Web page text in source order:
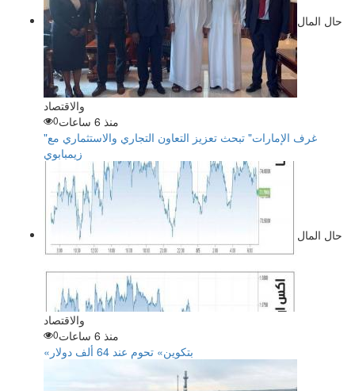
حال المال
والاقتصاد
منذ 6 ساعات
0
"غرف الإمارات" تبحث تعزيز التعاون التجاري والاستثماري مع
زيمبابوي
حال المال
والاقتصاد
منذ 6 ساعات
0
«بتكوين» تحوم عند 64 ألف دولار